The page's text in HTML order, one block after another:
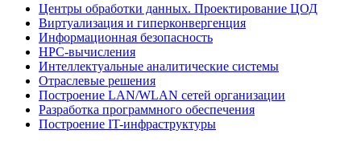
Центры обработки данных. Проектирование ЦОД
Виртуализация и гиперконвергенция
Информационная безопасность
HPC-вычисления
Интеллектуальные аналитические системы
Отраслевые решения
Построение LAN/WLAN сетей организации
Разработка программного обеспечения
Построение IT-инфраструктуры